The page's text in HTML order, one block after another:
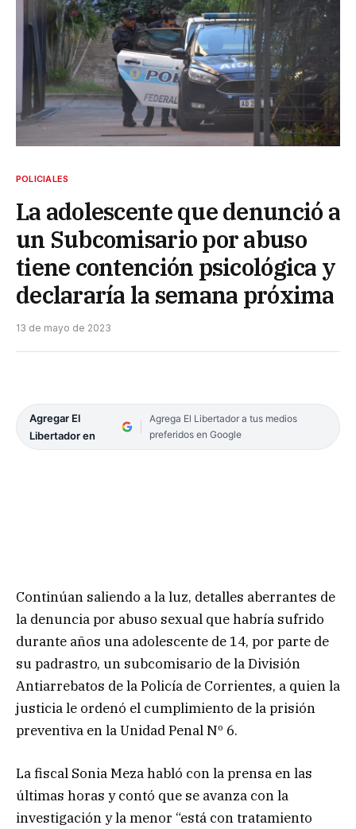
POLICIALES
La adolescente que denunció a
un Subcomisario por abuso
tiene contención psicológica y
declararía la semana próxima
13 de mayo de 2023
Agregar El
Libertador en
Agrega El Libertador a tus medios
preferidos en Google
Continúan saliendo a la luz, detalles aberrantes de
la denuncia por abuso sexual que habría sufrido
durante años una adolescente de 14, por parte de
su padrastro, un subcomisario de la División
Antiarrebatos de la Policía de Corrientes, a quien la
justicia le ordenó el cumplimiento de la prisión
preventiva en la Unidad Penal Nº 6.
La fiscal Sonia Meza habló con la prensa en las
últimas horas y contó que se avanza con la
investigación y la menor “está con tratamiento